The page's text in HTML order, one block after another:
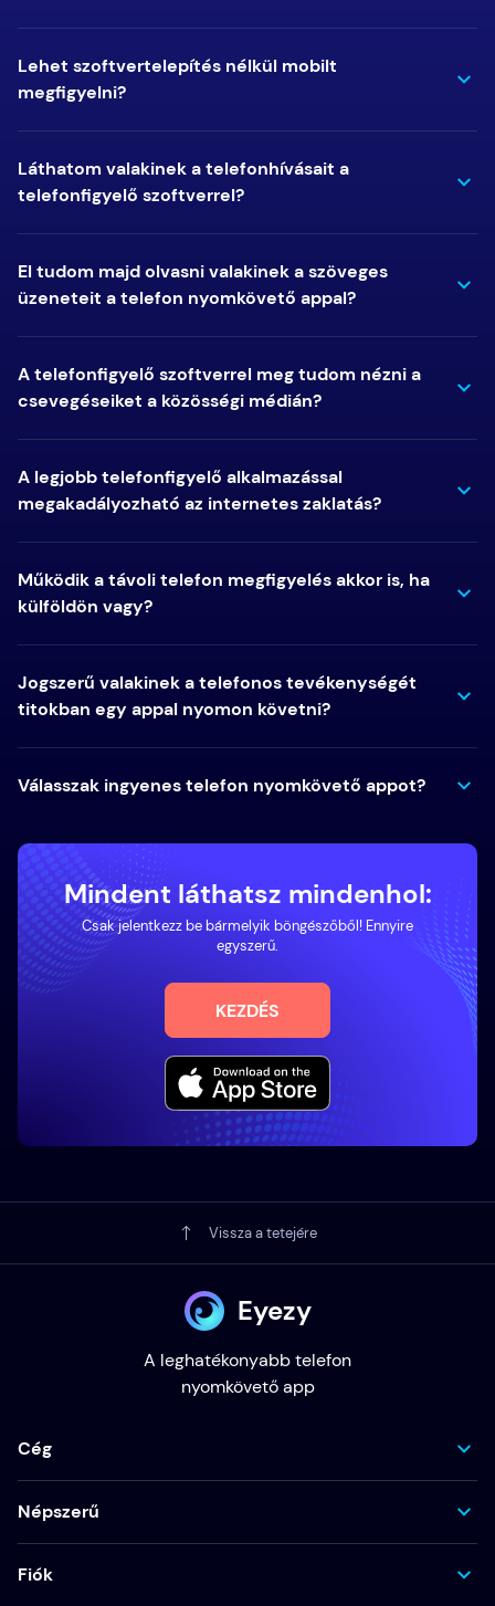
Lehet szoftvertelepítés nélkül mobilt
megfigyelni?
Láthatom valakinek a telefonhívásait a
telefonfigyelő szoftverrel?
El tudom majd olvasni valakinek a szöveges
üzeneteit a telefon nyomkövető appal?
A telefonfigyelő szoftverrel meg tudom nézni a
csevegéseiket a közösségi médián?
A legjobb telefonfigyelő alkalmazással
megakadályozható az internetes zaklatás?
Működik a távoli telefon megfigyelés akkor is, ha
külföldön vagy?
Jogszerű valakinek a telefonos tevékenységét
titokban egy appal nyomon követni?
Válasszak ingyenes telefon nyomkövető appot?
Mindent láthatsz mindenhol:
Csak jelentkezz be bármelyik böngészőből! Ennyire
egyszerű.
KEZDÉS
Vissza a tetejére
Eyezy
A leghatékonyabb telefon
nyomkövető app
Cég
Népszerű
Fiók